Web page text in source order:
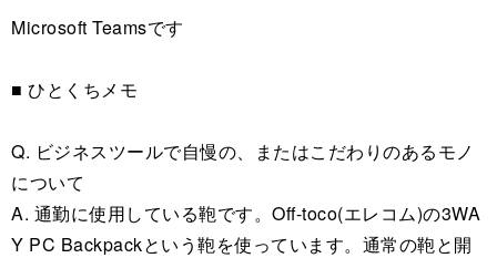
Microsoft Teamsです
■ ひとくちメモ
Q. ビジネスツールで自慢の、またはこだわりのあるモノ
について
A. 通勤に使用している鞄です。Off-toco(エレコム)の3WA
Y PC Backpackという鞄を使っています。通常の鞄と開